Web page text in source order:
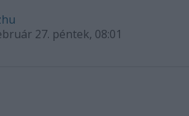
27. péntek, 08:01